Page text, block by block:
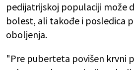
pedijatrijskoj populaciji može
bolest, ali takođe i posledica
oboljenja.
"Pre puberteta povišen krvni